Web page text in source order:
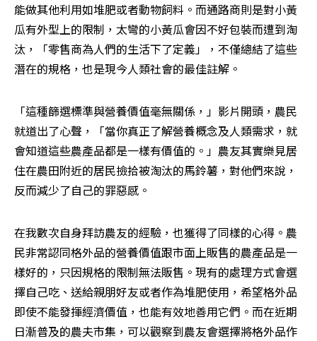
能做其他利用如堆肥或者動物飼料。而通路商則是對小黃
瓜有外型上的限制，太彎的小黃瓜會因不好包裝而遭到淘
汰，「零售商為人們的生活下了定義」，不僅總結了這些
潛在的規格，也是現今人類社會的最佳註解。
「這種篩選標準與營養價值毫無關係，」影片開頭，農民
就道出了心聲，「當你真正了解營養概念及人類需求，就
會知道這些農產品都是一樣有價值的。」農友其實樂見居
住在農田附近的居民撿拾被淘汰的馬鈴薯，對他們來說，
反而減少了自己的罪惡感。
在我數次自身拜訪農友的經驗，也獲得了同樣的心得。農
民非常認同格外品的營養價值跟市面上販售的農產品是一
樣好的，只因規格的限制無法販售。現有的處理方式會選
擇自己吃、送給親朋好友或者作為堆肥使用，希望格外品
即使不能發揮經濟價值，也能有效地善用它們。而在近期
日漸普及的農夫市集，可以觀察到農友會選擇將格外品作